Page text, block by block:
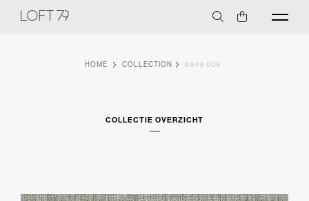
HOME COLLECTION 6949 009
COLLECTIE OVERZICHT